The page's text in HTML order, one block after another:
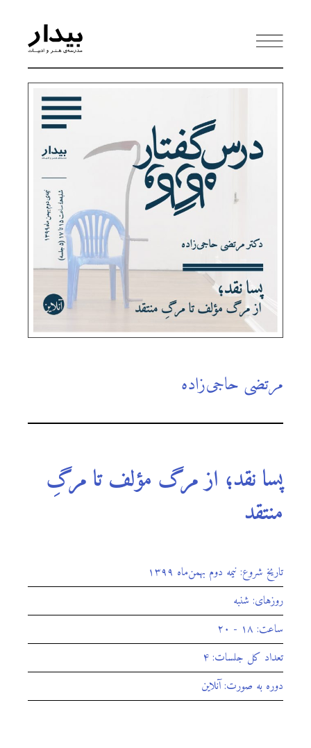
مرتضی حاجی‌زاده
پسا نقد؛ از مرگ مؤلف تا مرگِ
منتقد
تاریخ شروع: نیمه دوم بهمن‌‌ماه ۱۳۹۹
روزهای: شنبه
ساعت: ۱۸ - ۲۰
تعداد کل جلسات: ۴
دوره به صورت: آنلاین